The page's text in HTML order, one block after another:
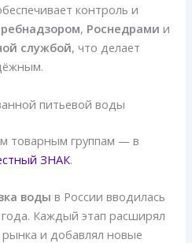
контроль и
, Роснедрами и
службой, что делает
питьевой воды
товарным группам — в
ЗНАК.
воды в России вводилась
Каждый этап расширял
рынка и добавлял новые